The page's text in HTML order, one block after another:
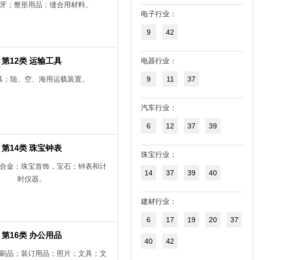
；整形用品；缝合用材料。
第12类 运输工具
；陆、空、海用运载装置。
第14类 珠宝钟表
金；珠宝首饰，宝石；钟表和计
时仪器。
第16类 办公用品
品；装订用品；照片；文具；文
电子行业：
9 42
电器行业：
9 11 37
汽车行业：
6 12 37 39
珠宝行业：
14 37 39 40
建材行业：
6 17 19 20 37
40 42